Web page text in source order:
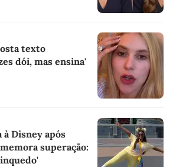
texto
dói, mas ensina'
Disney após
superação: